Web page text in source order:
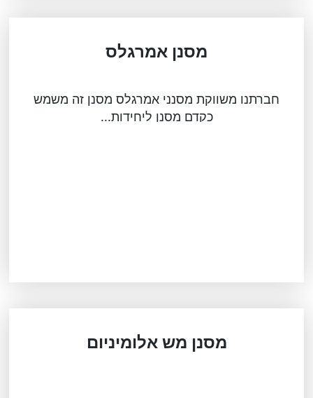
מסנן אמרגלס
חברתנו משווקת מסנני אמרגלס מסנן זה משמש
כקדם מסנן ליחידות...
מסנן מש אלומיניום